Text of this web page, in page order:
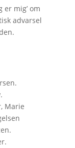
er mig’ om
advarsel
Marie